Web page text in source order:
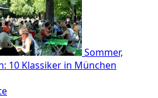
Sommer,
10 Klassiker in München